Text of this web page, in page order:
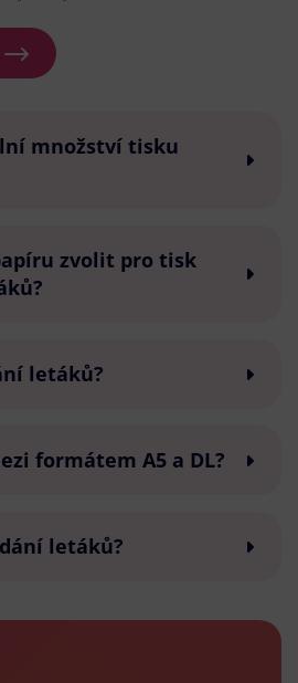
množství tisku
zvolit pro tisk
letáků?
formátem A5 a DL?
letáků?